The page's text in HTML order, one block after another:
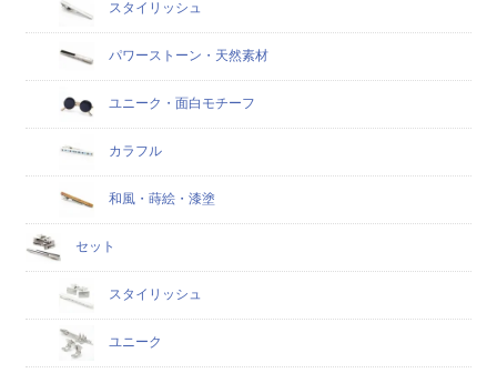
スタイリッシュ
パワーストーン・天然素材
ユニーク・面白モチーフ
カラフル
和風・蒔絵・漆塗
セット
スタイリッシュ
ユニーク